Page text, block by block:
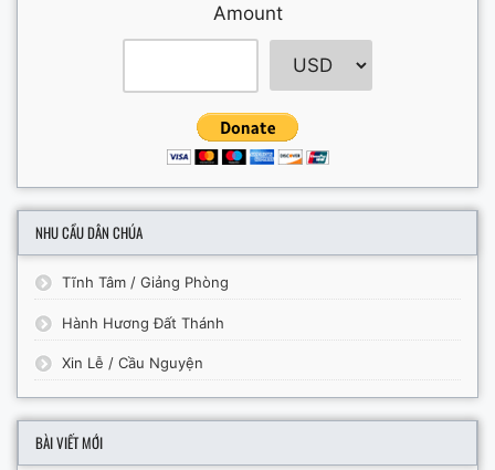
Amount
NHU CẦU DÂN CHÚA
Tĩnh Tâm / Giảng Phòng
Hành Hương Đất Thánh
Xin Lễ / Cầu Nguyện
BÀI VIẾT MỚI